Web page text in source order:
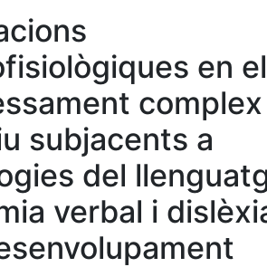
en el
complex
subjacents a
del
verbal i